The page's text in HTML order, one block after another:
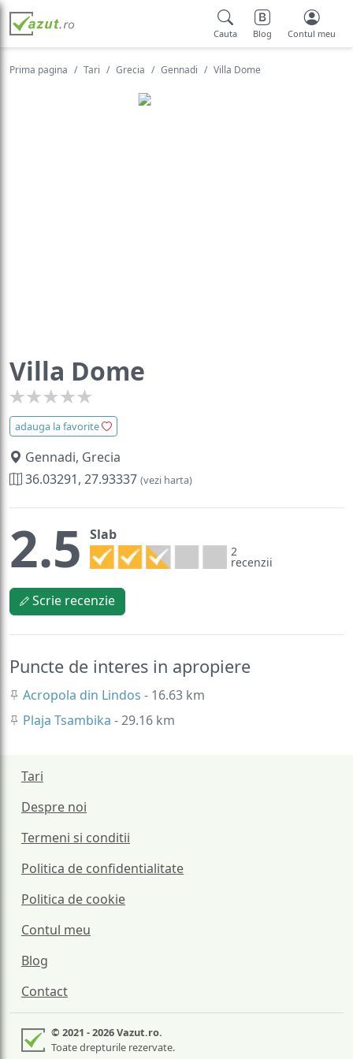
Cauta Blog Contul meu
Prima pagina Tari Grecia Gennadi Villa Dome
Villa Dome
adauga la favorite
Gennadi, Grecia
36.03291, 27.93337 (vezi harta)
2.5 Slab
2
recenzii
Scrie recenzie
Puncte de interes in apropiere
Acropola din Lindos - 16.63 km
Plaja Tsambika - 29.16 km
Tari
Despre noi
Termeni si conditii
Politica de confidentialitate
Politica de cookie
Contul meu
Blog
Contact
© 2021 - 2026 Vazut.ro.
Toate drepturile rezervate.